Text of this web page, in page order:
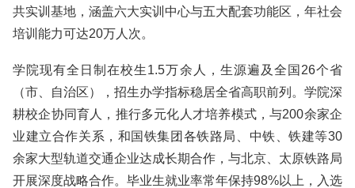
共实训基地，涵盖六大实训中心与五大配套功能区，年社会
培训能力可达20万人次。
学院现有全日制在校生1.5万余人，生源遍及全国26个省
（市、自治区），招生办学指标稳居全省高职前列。学院深
耕校企协同育人，推行多元化人才培养模式，与200余家企
业建立合作关系，和国铁集团各铁路局、中铁、铁建等30
余家大型轨道交通企业达成长期合作，与北京、太原铁路局
开展深度战略合作。毕业生就业率常年保持98%以上，入选